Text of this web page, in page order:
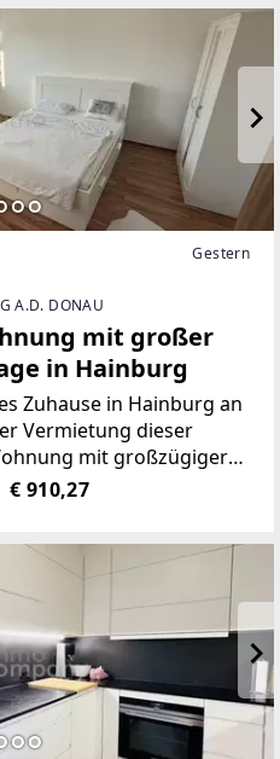
Gestern
A.D. DONAU
mit großer
in Hainburg
Zuhause in Hainburg an
Vermietung dieser
mit großzügiger
überzeugt durch
helle Räume und
€ 910,27